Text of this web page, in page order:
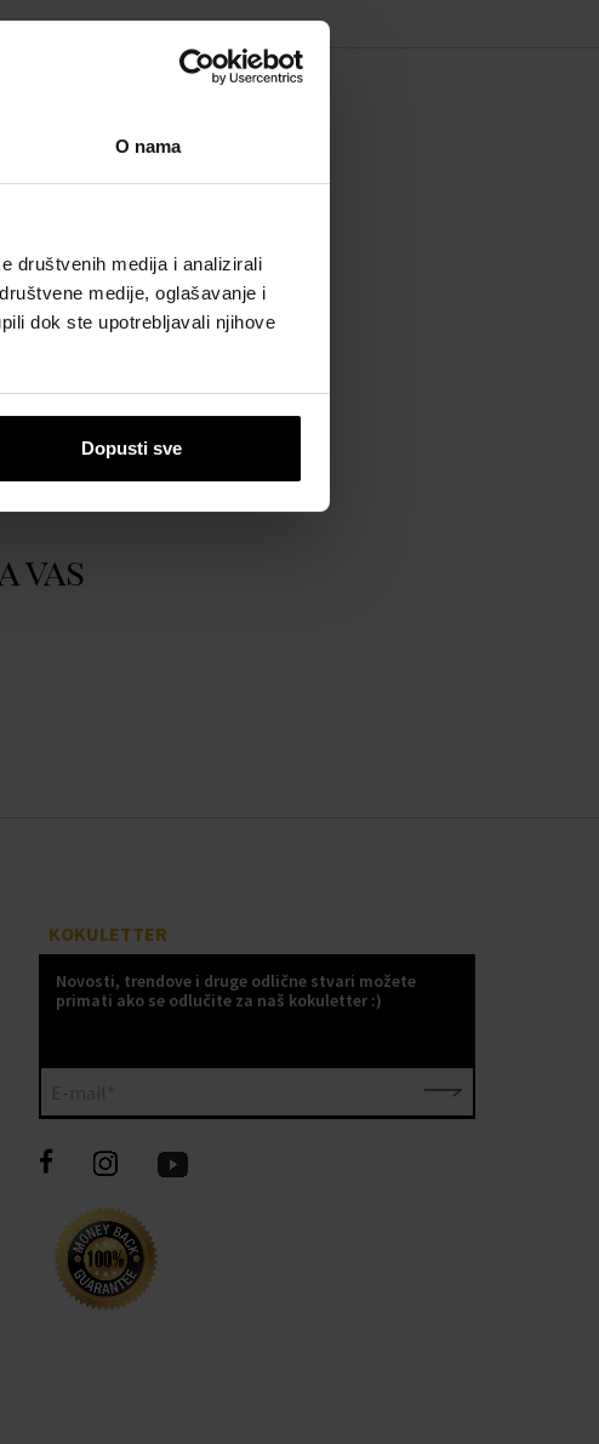
O nama
društvenih medija i analizirali
medije, oglašavanje i
dok ste upotrebljavali njihove
Dopusti sve
vas
KOKULETTER
Novosti, trendove i druge odlične stvari možete
primati ako se odlučite za naš kokuletter :)